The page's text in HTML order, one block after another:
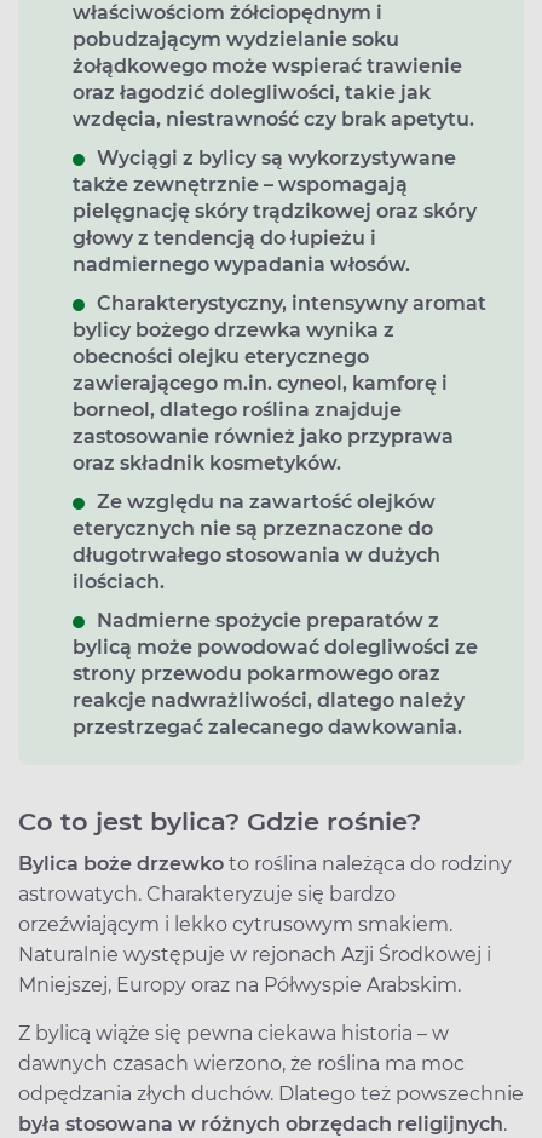
właściwościom żółciopędnym i
pobudzającym wydzielanie soku
żołądkowego może wspierać trawienie
oraz łagodzić dolegliwości, takie jak
wzdęcia, niestrawność czy brak apetytu.
Wyciągi z bylicy są wykorzystywane
także zewnętrznie – wspomagają
pielęgnację skóry trądzikowej oraz skóry
głowy z tendencją do łupieżu i
nadmiernego wypadania włosów.
Charakterystyczny, intensywny aromat
bylicy bożego drzewka wynika z
obecności olejku eterycznego
zawierającego m.in. cyneol, kamforę i
borneol, dlatego roślina znajduje
zastosowanie również jako przyprawa
oraz składnik kosmetyków.
Ze względu na zawartość olejków
eterycznych nie są przeznaczone do
długotrwałego stosowania w dużych
ilościach.
Nadmierne spożycie preparatów z
bylicą może powodować dolegliwości ze
strony przewodu pokarmowego oraz
reakcje nadwrażliwości, dlatego należy
przestrzegać zalecanego dawkowania.
Co to jest bylica? Gdzie rośnie?
Bylica boże drzewko to roślina należąca do rodziny
astrowatych. Charakteryzuje się bardzo
orzeźwiającym i lekko cytrusowym smakiem.
Naturalnie występuje w rejonach Azji Środkowej i
Mniejszej, Europy oraz na Półwyspie Arabskim.
Z bylicą wiąże się pewna ciekawa historia – w
dawnych czasach wierzono, że roślina ma moc
odpędzania złych duchów. Dlatego też powszechnie
była stosowana w różnych obrzędach religijnych.